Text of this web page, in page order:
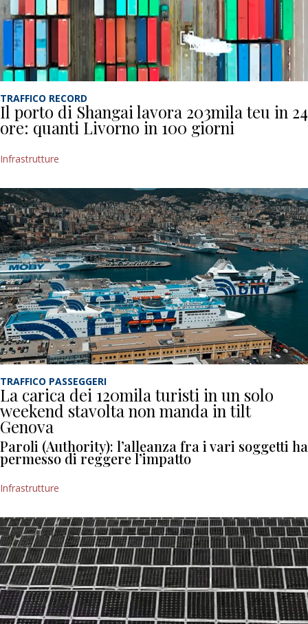
TRAFFICO RECORD
Il porto di Shangai lavora 203mila teu in 24
ore: quanti Livorno in 100 giorni
Infrastrutture
TRAFFICO PASSEGGERI
La carica dei 120mila turisti in un solo
weekend stavolta non manda in tilt
Genova
Paroli (Authority): l’alleanza fra i vari soggetti ha
permesso di reggere l’impatto
Infrastrutture